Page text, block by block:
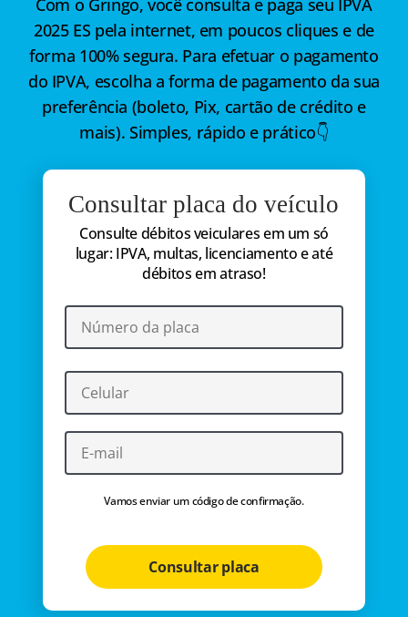
Com o Gringo, você consulta e paga seu IPVA
2025 ES pela internet, em poucos cliques e de
forma 100% segura. Para efetuar o pagamento
do IPVA, escolha a forma de pagamento da sua
preferência (boleto, Pix, cartão de crédito e
mais). Simples, rápido e prático👇
Consultar placa do veículo
Consulte débitos veiculares em um só
lugar: IPVA, multas, licenciamento e até
débitos em atraso!
Vamos enviar um código de confirmação.
Consultar placa